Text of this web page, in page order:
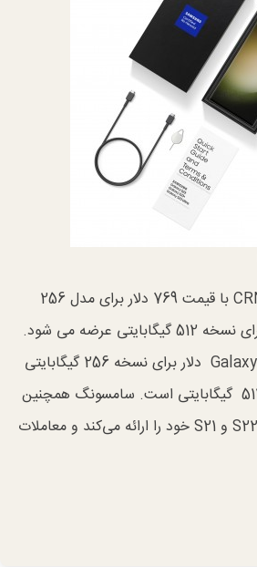
گلکسی اس ۲۳ پلاس CRN با قیمت 769 دلار برای مدل 256
Galaxy S23 Ultra CRN 919 دلار برای نسخه 256 گیگابایتی
و 1069 دلار برای مدل 512 گیگابایتی است. سامسونگ همچنین
نسخه‌های CRN سری S22 و S21 خود را ارائه می‌کند و معاملات